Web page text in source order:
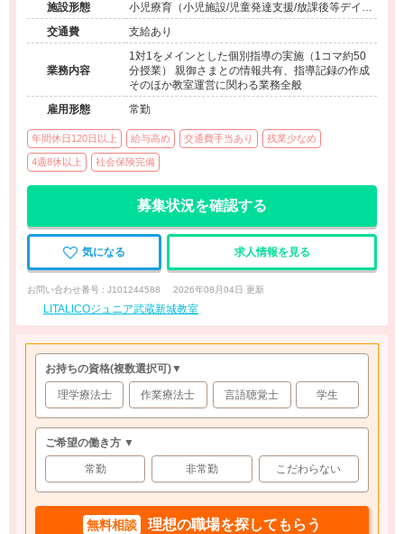
施設形態
小児療育（小児施設/児童発達支援/放課後等デイサ
ービス）
交通費 支給あり
業務内容
1対1をメインとした個別指導の実施（1コマ約50
分授業） 親御さまとの情報共有、指導記録の作成
そのほか教室運営に関わる業務全般
雇用形態
常勤
年間休日120日以上 給与高め 交通費手当あり 残業少なめ
4週8休以上 社会保険完備
募集状況を確認する
気になる 求人情報を見る
お問い合わせ番号 : J101244588 2026年08月04日 更新
LITALICOジュニア武蔵新城教室
お持ちの資格(複数選択可)▼
理学療法士 作業療法士 言語聴覚士 学生
ご希望の働き方 ▼
常勤 非常勤 こだわらない
無料相談 理想の職場を探してもらう